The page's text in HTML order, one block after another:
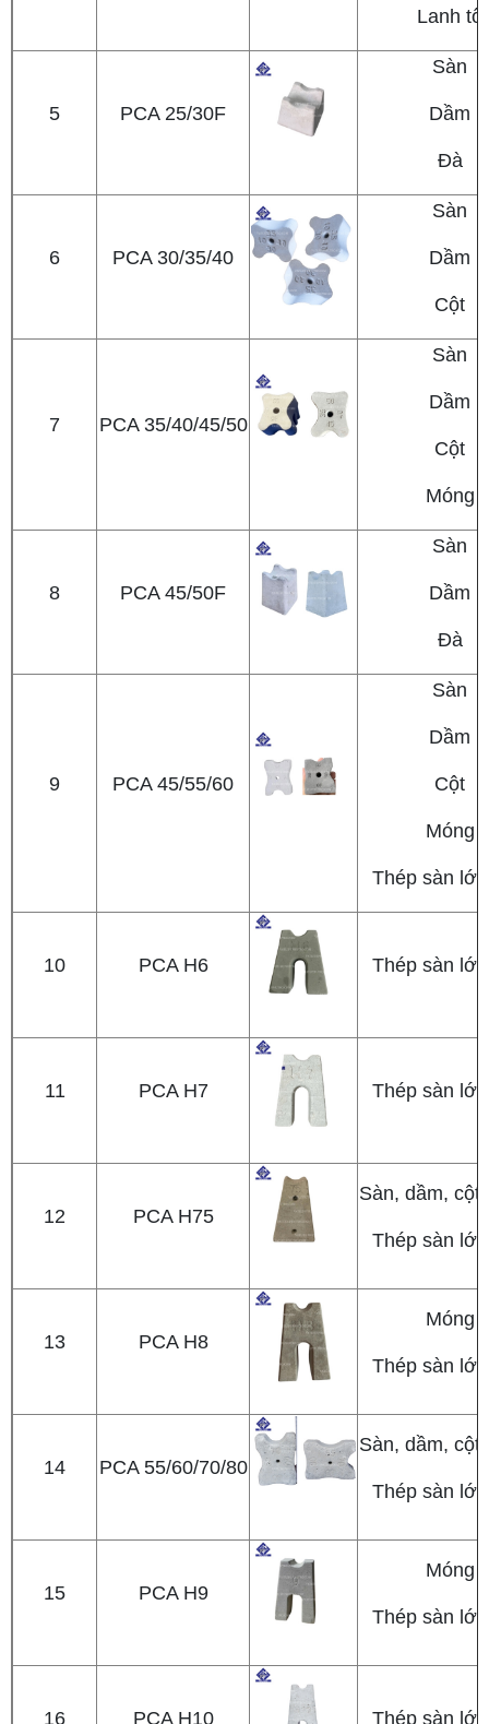
Lanh tô
5 PCA 25/30F
Sàn
Dầm
Đà
6 PCA 30/35/40
Sàn
Dầm
Cột
7 PCA 35/40/45/50
Sàn
Dầm
Cột
Móng
8 PCA 45/50F
Sàn
Dầm
Đà
9 PCA 45/55/60
Sàn
Dầm
Cột
Móng
Thép sàn
10 PCA H6 Thép sàn
11 PCA H7 Thép sàn
12 PCA H75
Sàn, dầm,
Thép sàn
13 PCA H8
Móng
Thép sàn
14 PCA 55/60/70/80
Sàn, dầm,
Thép sàn
15 PCA H9
Móng
Thép sàn
16 PCA H10 Thép sàn